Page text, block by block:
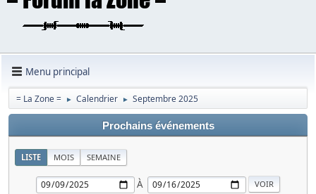
Menu principal
= La Zone = ► Calendrier ► Septembre 2025
Prochains événements
LISTE MOIS SEMAINE
À